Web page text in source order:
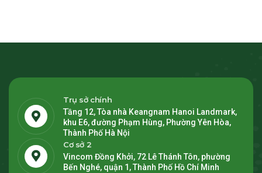
Trụ sở chính
Tầng 12, Tòa nhà Keangnam Hanoi Landmark,
khu E6, đường Phạm Hùng, Phường Yên Hòa,
Thành Phố Hà Nội
Cơ sở 2
Vincom Đồng Khởi, 72 Lê Thánh Tôn, phường
Bến Nghé, quận 1, Thành Phố Hồ Chí Minh